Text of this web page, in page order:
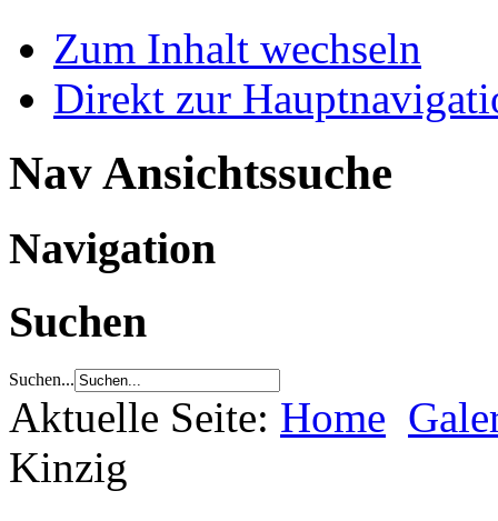
Zum Inhalt wechseln
Direkt zur
Nav Ansichtssuche
Navigation
Suchen
Suchen...
Aktuelle Seite: Home
Kinzig